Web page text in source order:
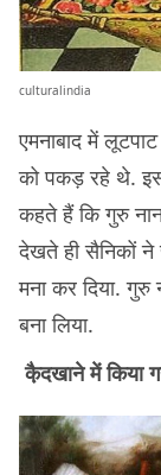
culturalindia
एमनाबाद में
को पकड़ रहे थे.
कहते हैं कि गुरु
देखते ही सैनिकों ने
मना कर दिया.
बना लिया.
कै़दखाने में किया